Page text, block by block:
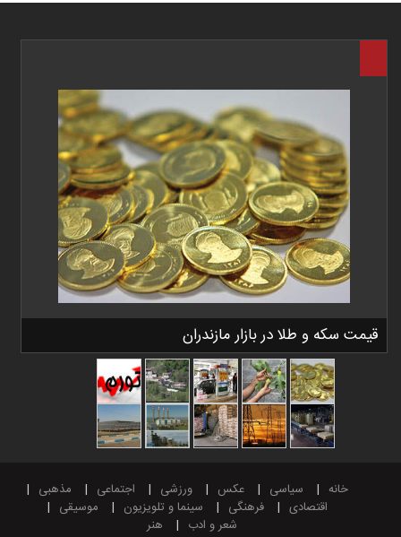
قیمت سکه و طلا در بازار مازندران
خانه سیاسی عکس ورزشی اجتماعی
مذهبی
اقتصادی
فرهنگی سینما و تلویزیون
موسیقی
شعر و ادب
هنر